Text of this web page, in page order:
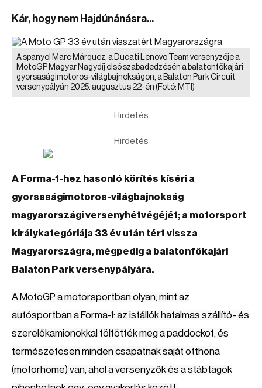
Kár, hogy nem Hajdúnánásra...
A spanyol Marc Márquez, a Ducati Lenovo Team versenyzője a
MotoGP Magyar Nagydíj első szabadedzésén a balatonfőkajári
gyorsaságimotoros-világbajnokságon, a Balaton Park Circuit
versenypályán 2025. augusztus 22-én (Fotó: MTI)
Hirdetés
Hirdetés
A Forma-1-hez hasonló körítés kíséri a
gyorsaságimotoros-világbajnokság
magyarországi versenyhétvégéjét; a motorsport
királykategóriája 33 év után tért vissza
Magyarországra, mégpedig a balatonfőkajári
Balaton Park versenypályára.
A MotoGP a motorsportban olyan, mint az
autósportban a Forma-1: az istállók hatalmas szállító- és
szerelőkamionokkal töltötték meg a paddockot, és
természetesen minden csapatnak saját otthona
(motorhome) van, ahol a versenyzők és a stábtagok